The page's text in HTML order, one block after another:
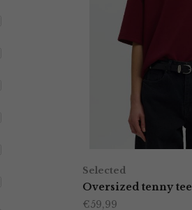
Selected
Oversized tenny tee
€59,99